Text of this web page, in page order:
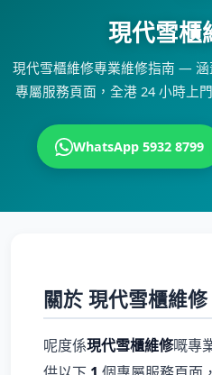
現代雪櫃
現代雪櫃維修專業維修指南 —
專屬服務頁面，全港 24 小時上
WhatsApp 5932 8799
關於 現代雪櫃維修
呢度係現代雪櫃維修嘅專